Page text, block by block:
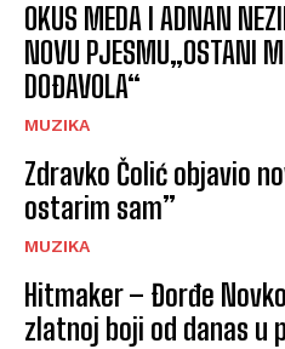
OKUS MEDA I ADNAN
NOVU PJESMU„OSTANI
DOĐAVOLA“
MUZIKA
Zdravko Čolić objavio
ostarim sam”
MUZIKA
Hitmaker – Đorđe
zlatnoj boji od danas u